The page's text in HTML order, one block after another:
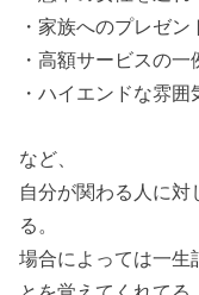
・家族へのプレゼ
・高額サービスの
・ハイエンドな雰
など、
自分が関わる人に対
る。
場合によっては一生